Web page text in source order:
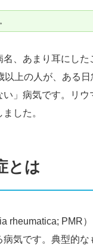
名、あまり耳にし
以上の人が、ある
」病気です。リ
した。
とは
rheumatica; PMR
気です。典型的